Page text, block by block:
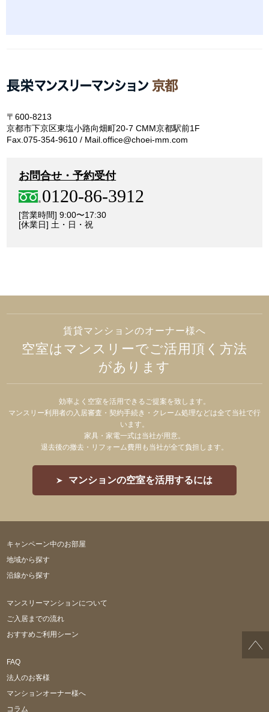
〒600-8213
京都市下京区東塩小路向畑町20-7 CMM京都駅前1F
Fax.075-354-9610 / Mail.office@choei-mm.com
お問合せ・予約受付
0120-86-3912
[営業時間] 9:00〜17:30
[休業日] 土・日・祝
賃貸マンションのオーナー様へ
空室はマンスリーでご活用頂く方法
があります
効率よく空室を活用できるご提案を致します。
マンスリー利用者の入居審査・契約手続き・クレーム処理などは全て当社で行
います。
家具・家電一式は当社が用意。
退去後の撤去・リフォーム費用も当社が全て負担します。
マンションの空室を活用するには
キャンペーン中のお部屋
地域から探す
沿線から探す
マンスリーマンションについて
ご入居までの流れ
おすすめご利用シーン
FAQ
法人のお客様
マンションオーナー様へ
コラム